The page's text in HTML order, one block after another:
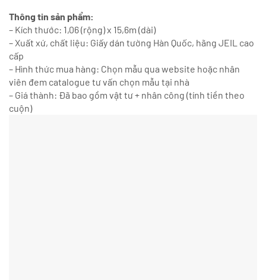
Thông tin sản phẩm:
– Kích thước: 1,06 (rộng) x 15,6m (dài)
– Xuất xứ, chất liệu: Giấy dán tường Hàn Quốc, hãng JEIL cao
cấp
– Hình thức mua hàng: Chọn mẫu qua website hoặc nhân
viên đem catalogue tư vấn chọn mẫu tại nhà
– Giá thành: Đã bao gồm vật tư + nhân công (tính tiền theo
cuộn)